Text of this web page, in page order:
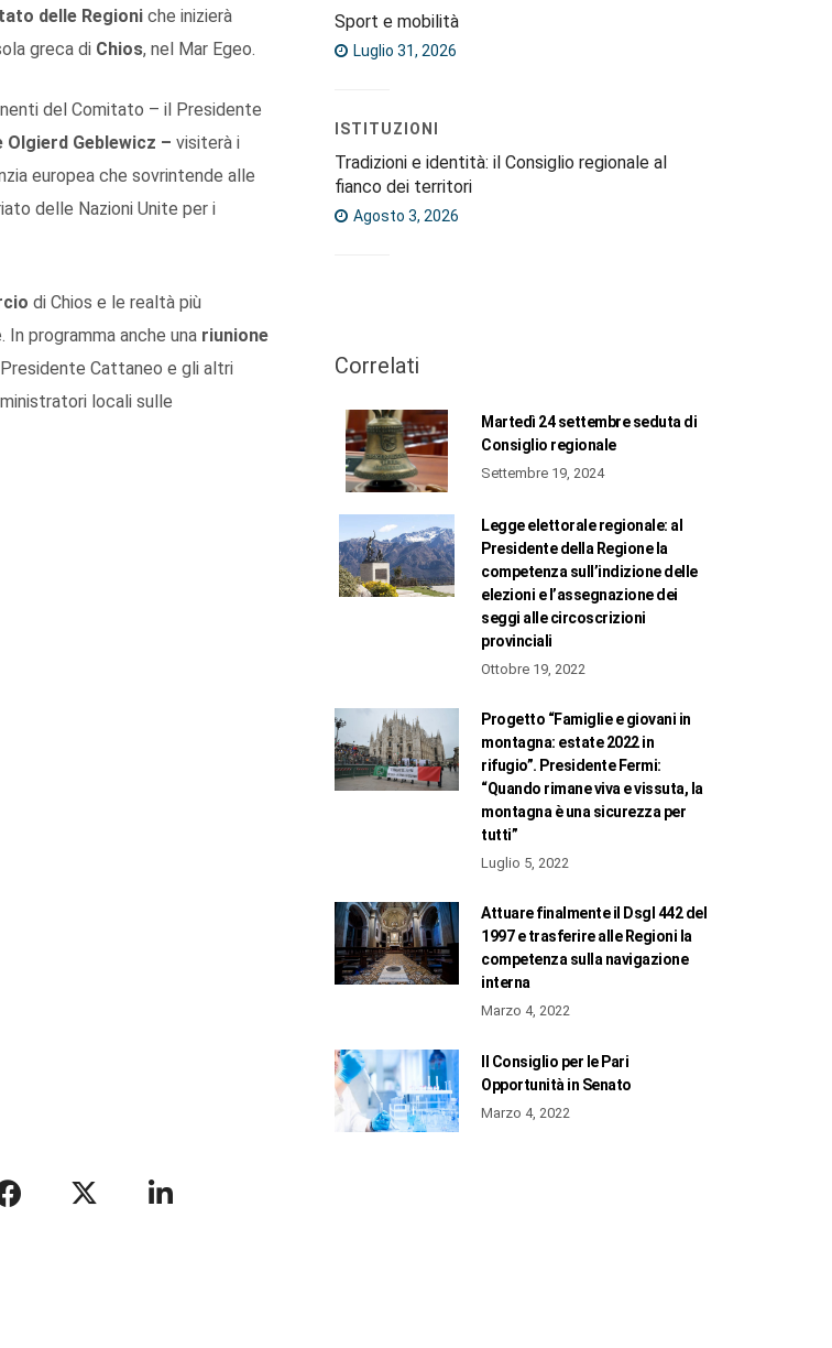
delle Regioni che inizierà
greca di Chios, nel Mar Egeo.
del Comitato – il Presidente
Geblewicz – visiterà i
europea che sovrintende alle
delle Nazioni Unite per i
di Chios e le realtà più
programma anche una riunione
Cattaneo e gli altri
locali sulle
Sport e mobilità
Luglio 31, 2026
ISTITUZIONI
Tradizioni e identità: il Consiglio regionale al
fianco dei territori
Agosto 3, 2026
Correlati
Martedì 24 settembre seduta di
Consiglio regionale
Settembre 19, 2024
Legge elettorale regionale: al
Presidente della Regione la
competenza sull’indizione delle
elezioni e l’assegnazione dei
seggi alle circoscrizioni
provinciali
Ottobre 19, 2022
Progetto “Famiglie e giovani in
montagna: estate 2022 in
rifugio”. Presidente Fermi:
“Quando rimane viva e vissuta, la
montagna è una sicurezza per
tutti”
Luglio 5, 2022
Attuare finalmente il Dsgl 442 del
1997 e trasferire alle Regioni la
competenza sulla navigazione
interna
Marzo 4, 2022
Il Consiglio per le Pari
Opportunità in Senato
Marzo 4, 2022